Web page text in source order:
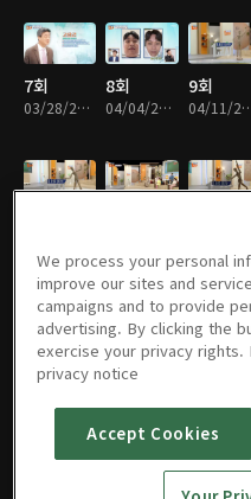
7회
03/28/2024 • 49분
8회
04/04/2024 • 49분
9회
04/11/
19회
07/11/2024 • 47분
20회 21회
We process your personal
improve our sites and
campaigns and to provide
advertising. By clicking the
exercise your privacy
privacy notice
Accept Cookies